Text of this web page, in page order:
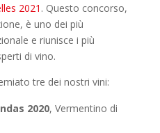
2021 . Questo concorso,
è uno dei più
e riunisce i più
di vino.
tre dei nostri vini:
2020, Vermentino di